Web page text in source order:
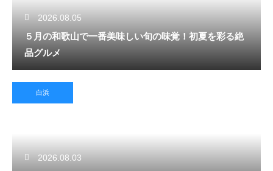
2026.08.05
５月の和歌山で一番美味しい旬の味覚！初夏を彩る絶
品グルメ
白浜
2026.08.03